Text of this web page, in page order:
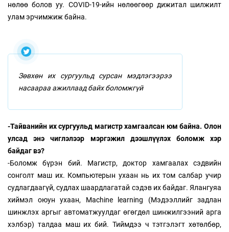
нөлөө болов уу. COVID-19-ийн нөлөөгөөр дижитал шилжилт
улам эрчимжиж байна.
Зөвхөн их сургуульд сурсан мэдлэгээрээ
насаараа ажиллаад байх боломжгүй
-Тайванийн их сургуульд магистр хамгаалсан юм байна. Олон
улсад энэ чиглэлээр мэргэжил дээшлүүлэх боломж хэр
байдаг вэ?
-Боломж бүрэн бий. Магистр, доктор хамгаалах сэдвийн
сонголт маш их. Компьютерын ухаан нь их том салбар учир
судлагдаагүй, судлах шаардлагатай сэдэв их байдаг. Ялангуяа
хиймэл оюун ухаан, Machine learning (Мэдээллийг задлан
шинжлэх аргыг автоматжуулдаг өгөгдөл шинжилгээний арга
хэлбэр) талдаа маш их бий. Тиймдээ ч тэтгэлэгт хөтөлбөр,